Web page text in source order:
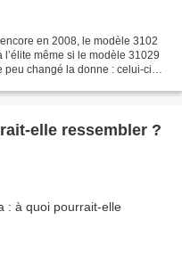
en 2008, le modèle 3102
même si le modèle 31029
changé la donne : celui-ci
elle ressembler ?